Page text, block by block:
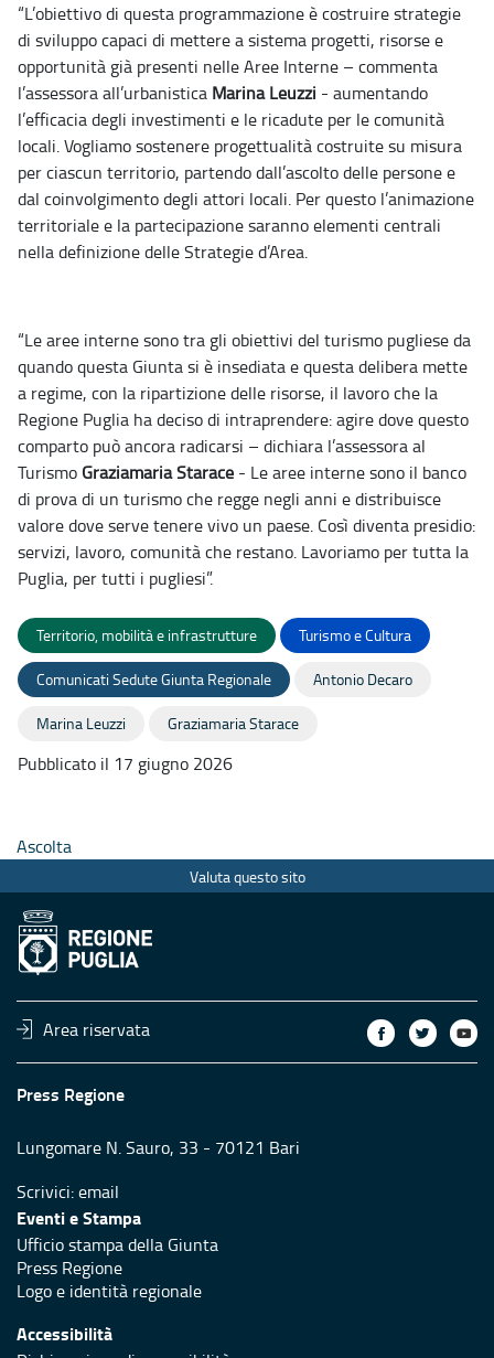
“L’obiettivo di questa programmazione è costruire strategie
di sviluppo capaci di mettere a sistema progetti, risorse e
opportunità già presenti nelle Aree Interne – commenta
l’assessora all’urbanistica Marina Leuzzi - aumentando
l’efficacia degli investimenti e le ricadute per le comunità
locali. Vogliamo sostenere progettualità costruite su misura
per ciascun territorio, partendo dall’ascolto delle persone e
dal coinvolgimento degli attori locali. Per questo l’animazione
territoriale e la partecipazione saranno elementi centrali
nella definizione delle Strategie d’Area.
“Le aree interne sono tra gli obiettivi del turismo pugliese da
quando questa Giunta si è insediata e questa delibera mette
a regime, con la ripartizione delle risorse, il lavoro che la
Regione Puglia ha deciso di intraprendere: agire dove questo
comparto può ancora radicarsi – dichiara l’assessora al
Turismo Graziamaria Starace - Le aree interne sono il banco
di prova di un turismo che regge negli anni e distribuisce
valore dove serve tenere vivo un paese. Così diventa presidio:
servizi, lavoro, comunità che restano. Lavoriamo per tutta la
Puglia, per tutti i pugliesi”.
Territorio, mobilità e infrastrutture Turismo e Cultura
Comunicati Sedute Giunta Regionale Antonio Decaro
Marina Leuzzi Graziamaria Starace
Pubblicato il 17 giugno 2026
Ascolta
Valuta questo sito
Area riservata
Press Regione
Lungomare N. Sauro, 33 - 70121 Bari
Scrivici:email
Eventi e Stampa
Ufficio stampa della Giunta
Press Regione
Logo e identità regionale
Accessibilità